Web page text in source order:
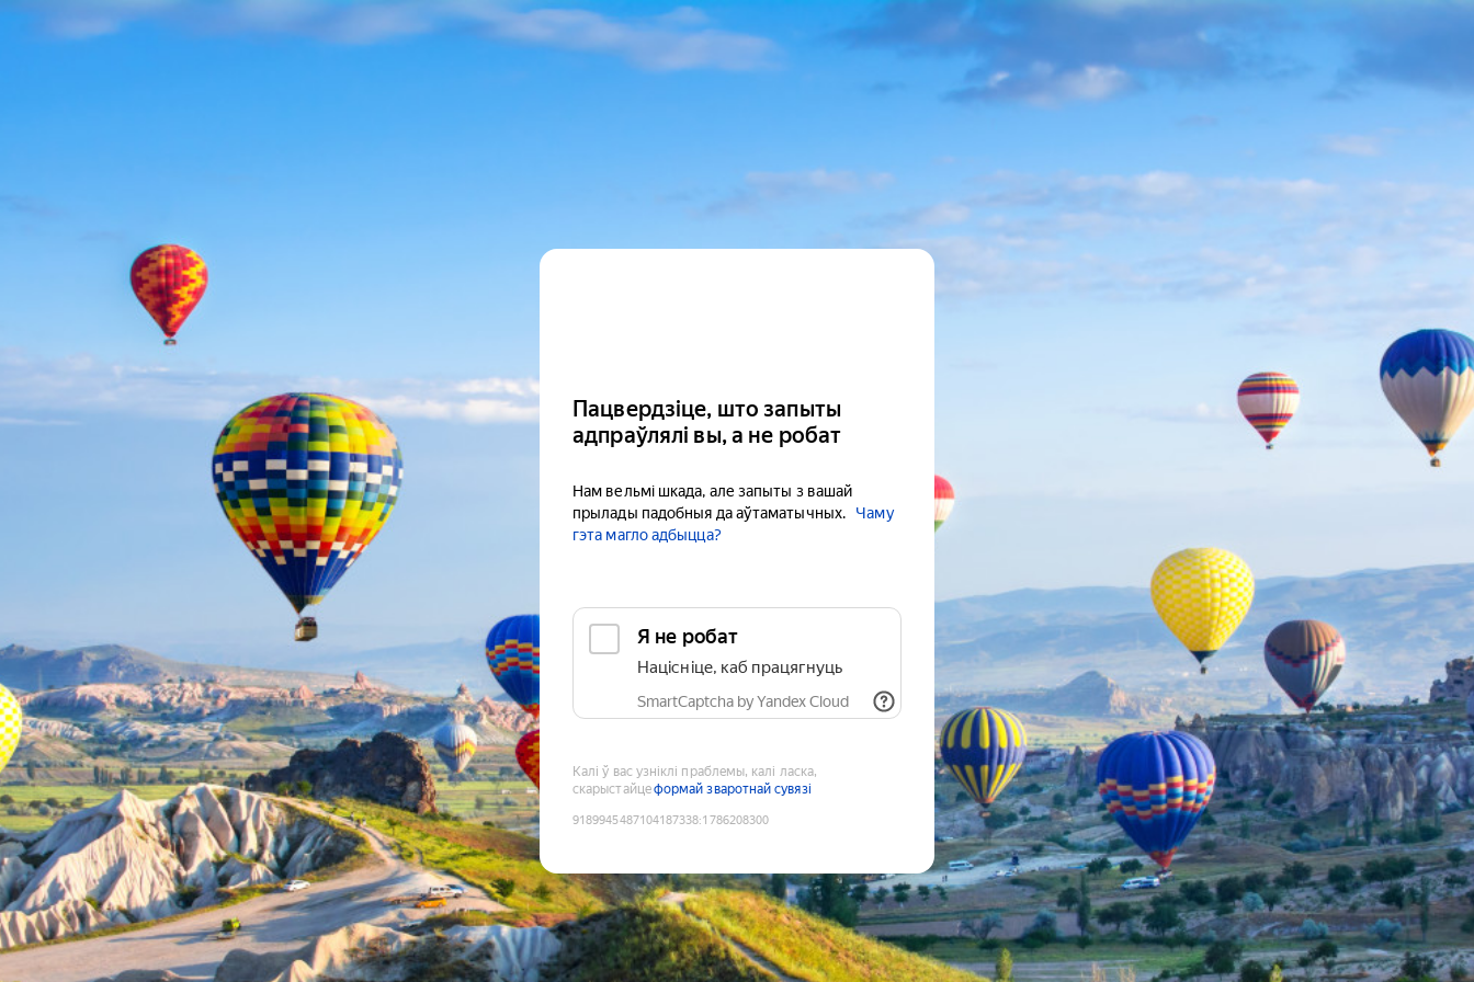
Пацвердзіце, што запыты
адпраўлялі вы, а не робат
Нам вельмі шкада, але запыты з вашай
прылады падобныя да аўтаматычных.
Чаму
гэта магло адбыцца?
Я не робат
Націсніце, каб працягнуць
SmartCaptcha by Yandex Cloud
Калі ў вас узніклі праблемы, калі ласка,
скарыстайцеформай зваротнай сувязі
9189945487104187338:1786208300